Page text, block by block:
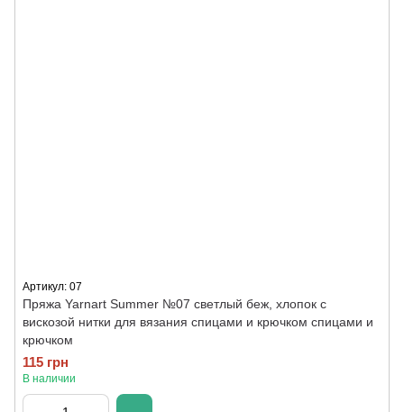
Артикул: 07
Пряжа Yarnart Summer №07 светлый беж, хлопок с
вискозой нитки для вязания спицами и крючком спицами и
крючком
115 грн
В наличии